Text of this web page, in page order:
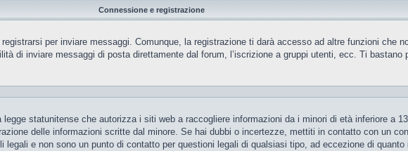
Connessione e registrazione
per inviare messaggi. Comunque, la registrazione ti darà accesso ad altre funzioni che
di inviare messaggi di posta direttamente dal forum, l’iscrizione a gruppi utenti, ecc. Ti
statunitense che autorizza i siti web a raccogliere informazioni da i minori di età inferiore a
delle informazioni scritte dal minore. Se hai dubbi o incertezze, mettiti in contatto con un
e non sono un punto di contatto per questioni legali di qualsiasi tipo, ad eccezione di